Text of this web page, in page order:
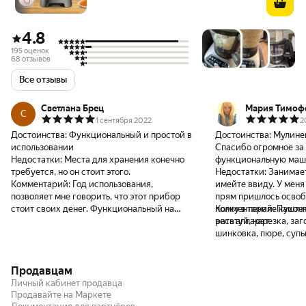
4.8
195 оценок
68 отзывов
Все отзывы
С
Светлана Брец
1 сентября 2022
Достоинства: Функциональный и простой в
использовании
Недостатки: Места для хранения конечно
требуется, но он стоит этого.
Комментарий: Год использования,
позволяет мне говорить, что этот прибор
стоит своих денег. Функциональный на
прибегнуть к его помощи. Со смузи и
коктейлями - понятно, комбайном не
удивить. А вот тёрки - моя любовь.
Мария
Достоинства:
Спасибо огромное
функциональную
Недостатки:
имейте ввиду. У
прям пришлось
полку в пенале
весь аппарат.
Комментарий:
рататуй, нарезка,
шинковка, пюре,
Продавцам
Личный кабинет продавца
Продавайте на Маркете